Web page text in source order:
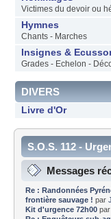
Victimes du devoir ou
Hymnes
Chants - Marches
Insignes &
Grades - Echelon -
DIVERS
Livre d'Or
S.O.S. 112 -
d'informations
Messages
Re : Randonnées
frontière sauvage ! par
Kit d'urgence 72h00par